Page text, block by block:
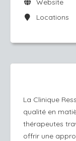
Website
Locations
La Clinique
qualité en
thérapeutes
offrir une